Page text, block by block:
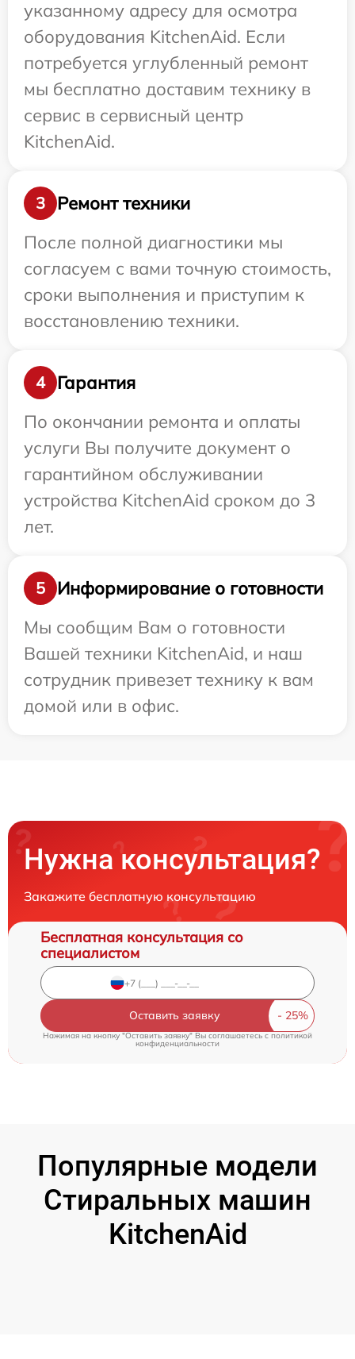
указанному адресу для осмотра
оборудования KitchenAid. Если
потребуется углубленный ремонт
мы бесплатно доставим технику в
сервис в сервисный центр
KitchenAid.
3
Ремонт техники
После полной диагностики мы
согласуем с вами точную стоимость,
сроки выполнения и приступим к
восстановлению техники.
4
Гарантия
По окончании ремонта и оплаты
услуги Вы получите документ о
гарантийном обслуживании
устройства KitchenAid сроком до 3
лет.
5
Информирование о готовности
Мы сообщим Вам о готовности
Вашей техники KitchenAid, и наш
сотрудник привезет технику к вам
домой или в офис.
Нужна консультация?
Закажите бесплатную консультацию
Бесплатная консультация со
специалистом
Оставить заявку
Нажимая на кнопку "Оставить заявку" Вы соглашаетесь cполитикой
конфиденциальности
Популярные модели
Стиральных машин
KitchenAid